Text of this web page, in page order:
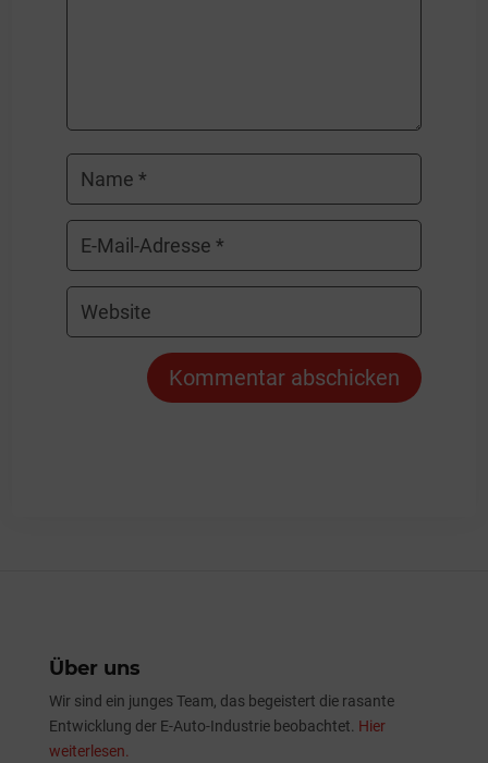
Kommentar abschicken
Über uns
Wir sind ein junges Team, das begeistert die rasante
Entwicklung der E-Auto-Industrie beobachtet. Hier
weiterlesen.